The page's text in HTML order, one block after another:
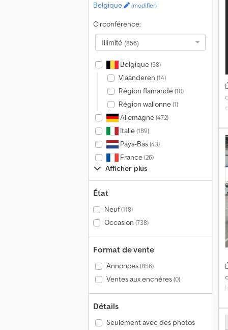
Belgique
(modifier)
Circonférence:
Illimité (856)
Belgique(58)
Vlaanderen (14)
Région flamande(10)
Région wallonne(1)
Allemagne(472)
Italie(189)
Pays-Bas(43)
France(26)
Afficher plus
État
Neuf(118)
Occasion (738)
Format de vente
Annonces(856)
Ventes aux enchères(0)
Détails
Seulement avec des photos